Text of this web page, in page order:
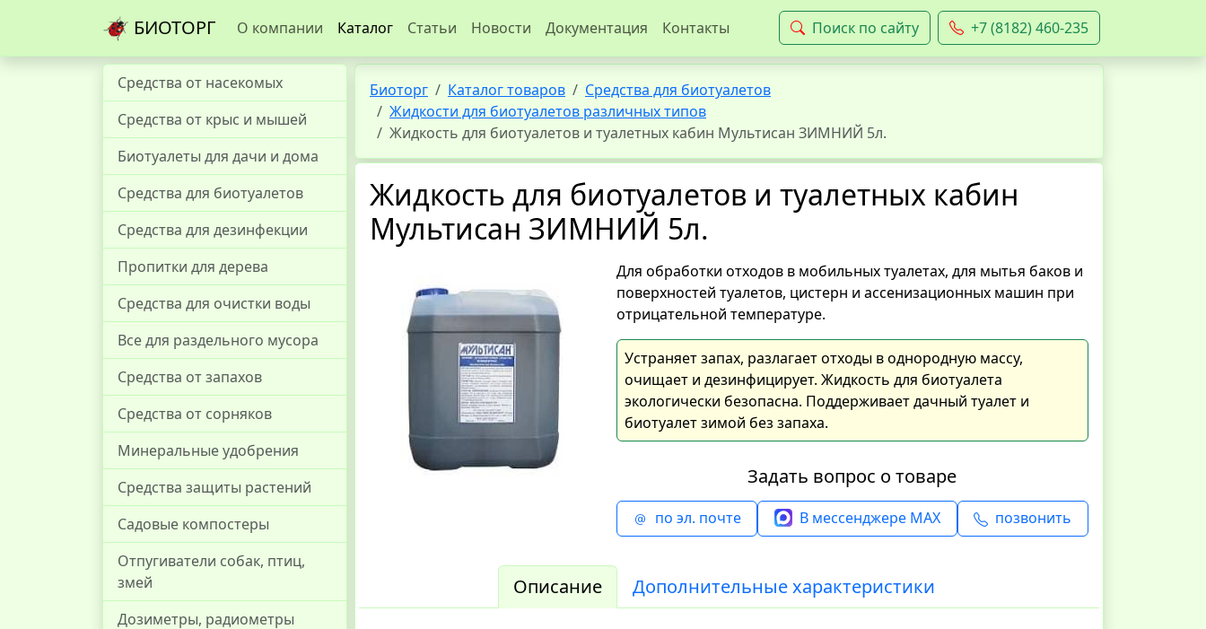
БИОТОРГ О компании Каталог Статьи Новости Документация Контакты Поиск по сайту +7 (8182) 460-235
Средства от насекомых
Средства от крыс и мышей
Биотуалеты для дачи и дома
Средства для биотуалетов
Средства для дезинфекции
Пропитки для дерева
Средства для очистки воды
Все для раздельного мусора
Средства от запахов
Средства от сорняков
Минеральные удобрения
Средства защиты растений
Садовые компостеры
Отпугиватели собак, птиц,
змей
Дозиметры, радиометры
Биоторг Каталог товаров
Средства для биотуалетов
Жидкости для биотуалетов различных типов
Жидкость для биотуалетов и туалетных кабин Мультисан ЗИМНИЙ 5л.
Жидкость для биотуалетов и туалетных кабин
Мультисан ЗИМНИЙ 5л.
Для обработки отходов в мобильных туалетах, для мытья баков и
поверхностей туалетов, цистерн и ассенизационных машин при
отрицательной температуре.
Устраняет запах, разлагает отходы в однородную массу,
очищает и дезинфицирует. Жидкость для биотуалета
экологически безопасна. Поддерживает дачный туалет и
биотуалет зимой без запаха.
Задать вопрос о товаре
по эл. почте В мессенджере MAX позвонить
Описание Дополнительные характеристики